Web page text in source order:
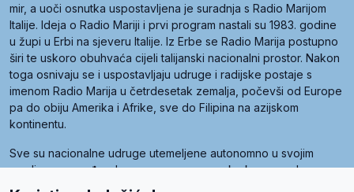
mir, a uoči osnutka uspostavljena je suradnja s Radio Marijom
Italije. Ideja o Radio Mariji i prvi program nastali su 1983. godine
u župi u Erbi na sjeveru Italije. Iz Erbe se Radio Marija postupno
širi te uskoro obuhvaća cijeli talijanski nacionalni prostor. Nakon
toga osnivaju se i uspostavljaju udruge i radijske postaje s
imenom Radio Marija u četrdesetak zemalja, počevši od Europe
pa do obiju Amerika i Afrike, sve do Filipina na azijskom
kontinentu.
Sve su nacionalne udruge utemeljene autonomno u svojim
zemljama, a međusobna su povezane preko krovne udruge
pod nazivom Svjetska obitelj Radio Marije (World Family of